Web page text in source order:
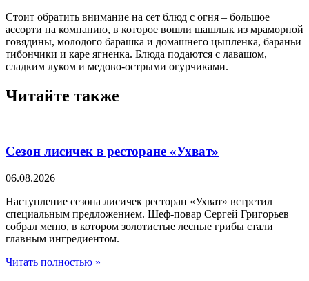
Стоит обратить внимание на сет блюд с огня – большое
ассорти на компанию, в которое вошли шашлык из мраморной
говядины, молодого барашка и домашнего цыпленка, бараньи
тибончики и каре ягненка. Блюда подаются с лавашом,
сладким луком и медово-острыми огурчиками.
Читайте также
Сезон лисичек в ресторане «Ухват»
06.08.2026
Наступление сезона лисичек ресторан «Ухват» встретил
специальным предложением. Шеф-повар Сергей Григорьев
собрал меню, в котором золотистые лесные грибы стали
главным ингредиентом.
Читать полностью »